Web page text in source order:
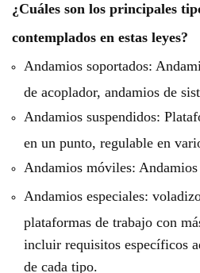
¿Cuáles son los principales
contemplados en estas leyes?
Andamios soportados:
de acoplador, andamios de
Andamios suspendidos:
en un punto, regulable en
Andamios móviles: Andamios
Andamios especiales:
plataformas de trabajo con
incluir requisitos específicos
de cada tipo.